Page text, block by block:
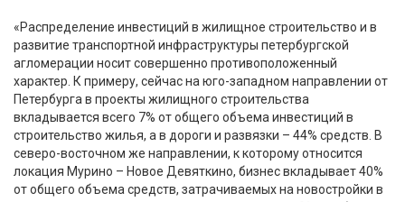
«Распределение инвестиций в жилищное строительство и в
развитие транспортной инфраструктуры петербургской
агломерации носит совершенно противоположенный
характер. К примеру, сейчас на юго-западном направлении от
Петербурга в проекты жилищного строительства
вкладывается всего 7% от общего объема инвестиций в
строительство жилья, а в дороги и развязки – 44% средств. В
северо-восточном же направлении, к которому относится
локация Мурино – Новое Девяткино, бизнес вкладывает 40%
от общего объема средств, затрачиваемых на новостройки в